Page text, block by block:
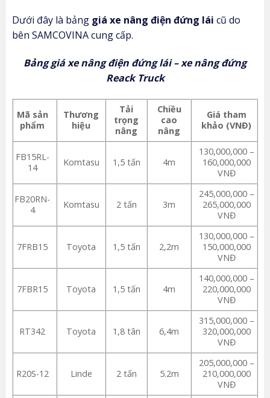
Dưới đây là bảng giá xe nâng điện đứng lái cũ do
bên SAMCOVINA cung cấp.
Bảng giá xe nâng điện đứng lái – xe nâng đứng
Reack Truck
Mã sản
phẩm
Thương
hiệu
Tải
trọng
nâng
Chiều
cao
nâng
Giá tham
khảo (VNĐ)
FB15RL-
14
Komtasu 1,5 tấn 4m
130,000,000 –
160,000,000
VNĐ
FB20RN-
4
Komtasu 2 tấn 3m
245,000,000 –
265,000,000
VNĐ
7FRB15 Toyota 1,5 tấn 2,2m
130,000,000 –
150,000,000
VNĐ
7FBR15 Toyota 1,5 tấn 4m
140,000,000 –
220,000,000
VNĐ
RT342 Toyota 1,8 tân 6,4m
315,000,000 –
320,000,000
VNĐ
R20S-12 Linde 2 tấn 5.2m
205,000,000 –
210,000,000
VNĐ